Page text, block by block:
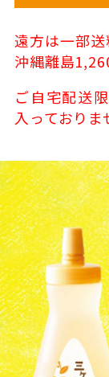
遠方は一部送
沖縄離島
ご自宅配送
入っておりま